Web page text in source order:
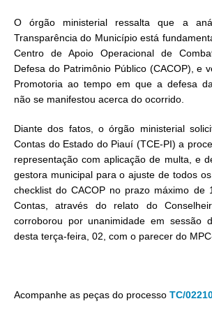
O órgão ministerial ressalta que a
Transparência do Município está
Centro de Apoio Operacional de
Defesa do Patrimônio Público (CACOP), e
Promotoria ao tempo em que a defesa
não se manifestou acerca do ocorrido.
Diante dos fatos, o órgão ministerial
Contas do Estado do Piauí (TCE-PI) a
representação com aplicação de multa, e
gestora municipal para o ajuste de todos
checklist do CACOP no prazo máximo de
Contas, através do relato do
corroborou por unanimidade em sessão
desta terça-feira, 02, com o parecer do
Acompanhe as peças do processo TC/